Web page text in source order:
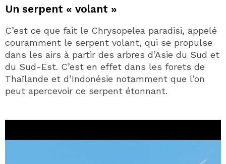
Un serpent « volant »
C’est ce que fait le Chrysopelea paradisi, appelé
couramment le serpent volant, qui se propulse
dans les airs à partir des arbres d’Asie du Sud et
du Sud-Est. C’est en effet dans les forets de
Thaïlande et d’Indonésie notamment que l’on
peut apercevoir ce serpent étonnant.